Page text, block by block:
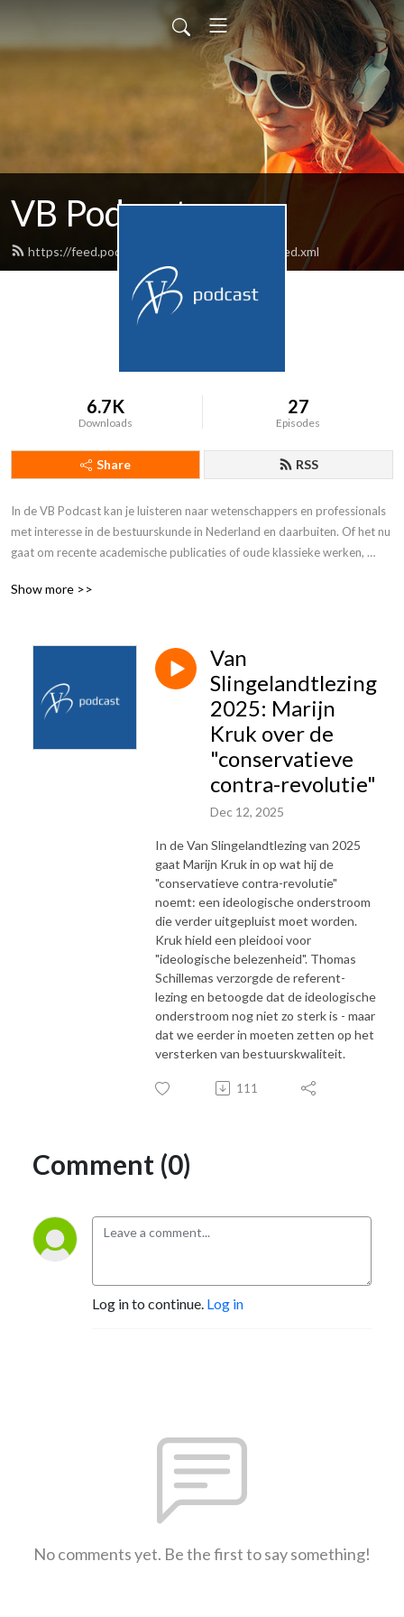
VB Podcast
https://feed.podbean.com/bestuurskunde/feed.xml
6.7K
Downloads
27
Episodes
Share RSS
In de VB Podcast kan je luisteren naar wetenschappers en professionals
met interesse in de bestuurskunde in Nederland en daarbuiten. Of het nu
gaat om recente academische publicaties of oude klassieke werken,
instituten, met de VB Podcast geef je je bestuurskundige kennis een
Show more >>
Van
Slingelandtlezing
2025: Marijn
Kruk over de
"conservatieve
contra-revolutie"
Dec 12, 2025
In de Van Slingelandtlezing van 2025
gaat Marijn Kruk in op wat hij de
"conservatieve contra-revolutie"
noemt: een ideologische onderstroom
die verder uitgepluist moet worden.
Kruk hield een pleidooi voor
"ideologische belezenheid". Thomas
Schillemas verzorgde de referent-
lezing en betoogde dat de ideologische
onderstroom nog niet zo sterk is - maar
dat we eerder in moeten zetten op het
versterken van bestuurskwaliteit.
111
Comment (0)
Log in to continue. Log in
No comments yet. Be the first to say something!